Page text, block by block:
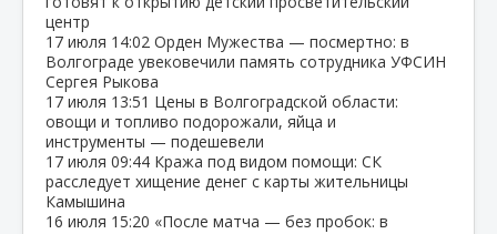
центр
17 июля 14:02 Орден Мужества — посмертно: в
Волгограде увековечили память сотрудника УФСИН
Сергея Рыкова
17 июля 13:51 Цены в Волгоградской области:
овощи и топливо подорожали, яйца и
инструменты — подешевели
17 июля 09:44 Кража под видом помощи: СК
расследует хищение денег с карты жительницы
Камышина
16 июля 15:20 «После матча — без пробок: в